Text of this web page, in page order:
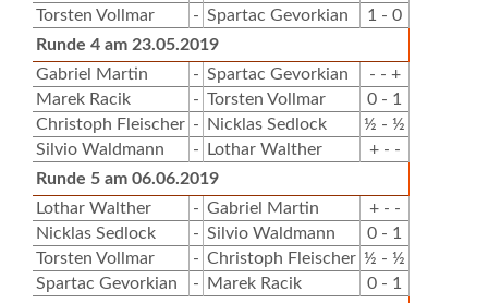
Torsten Vollmar
- Spartac Gevorkian
1 - 0
Runde 4 am 23.05.2019
Gabriel Martin
- Spartac Gevorkian
- - +
Marek Racik
- Torsten Vollmar
0 - 1
Christoph Fleischer - Nicklas Sedlock
½ - ½
Silvio Waldmann
- Lothar Walther
+ - -
Runde 5 am 06.06.2019
Lothar Walther
- Gabriel Martin
+ - -
Nicklas Sedlock
- Silvio Waldmann
0 - 1
Torsten Vollmar
- Christoph Fleischer ½ - ½
Spartac Gevorkian
- Marek Racik
0 - 1